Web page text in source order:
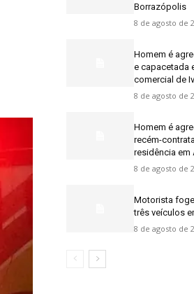
Borrazópolis
8 de agosto de
Homem é
e capacetada
comercial de
8 de agosto de
Homem é
recém-
residência em
8 de agosto de
Motorista
três veículos
8 de agosto de